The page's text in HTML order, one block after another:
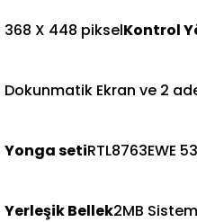
368 X 448 pikselKontrol
Dokunmatik Ekran ve 2
Yonga setiRTL8763EWE
Yerleşik Bellek2MB